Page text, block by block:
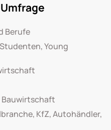
Berufe
Young
KfZ, Autohändler,